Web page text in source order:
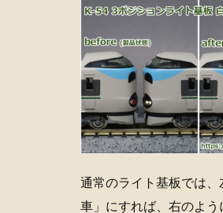
通常のライト基板では
車」にすれば、右のよう